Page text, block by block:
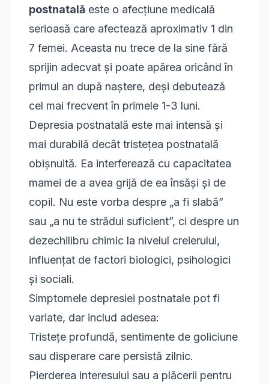
postnatală este o afecțiune medicală
serioasă care afectează aproximativ 1 din
7 femei. Aceasta nu trece de la sine fără
sprijin adecvat și poate apărea oricând în
primul an după naștere, deși debutează
cel mai frecvent în primele 1-3 luni.
Depresia postnatală este mai intensă și
mai durabilă decât tristețea postnatală
obișnuită. Ea interferează cu capacitatea
mamei de a avea grijă de ea însăși și de
copil. Nu este vorba despre „a fi slabă”
sau „a nu te strădui suficient”, ci despre un
dezechilibru chimic la nivelul creierului,
influențat de factori biologici, psihologici
și sociali.
Simptomele depresiei postnatale pot fi
variate, dar includ adesea:
Tristețe profundă, sentimente de goliciune
sau disperare care persistă zilnic.
Pierderea interesului sau a plăcerii pentru